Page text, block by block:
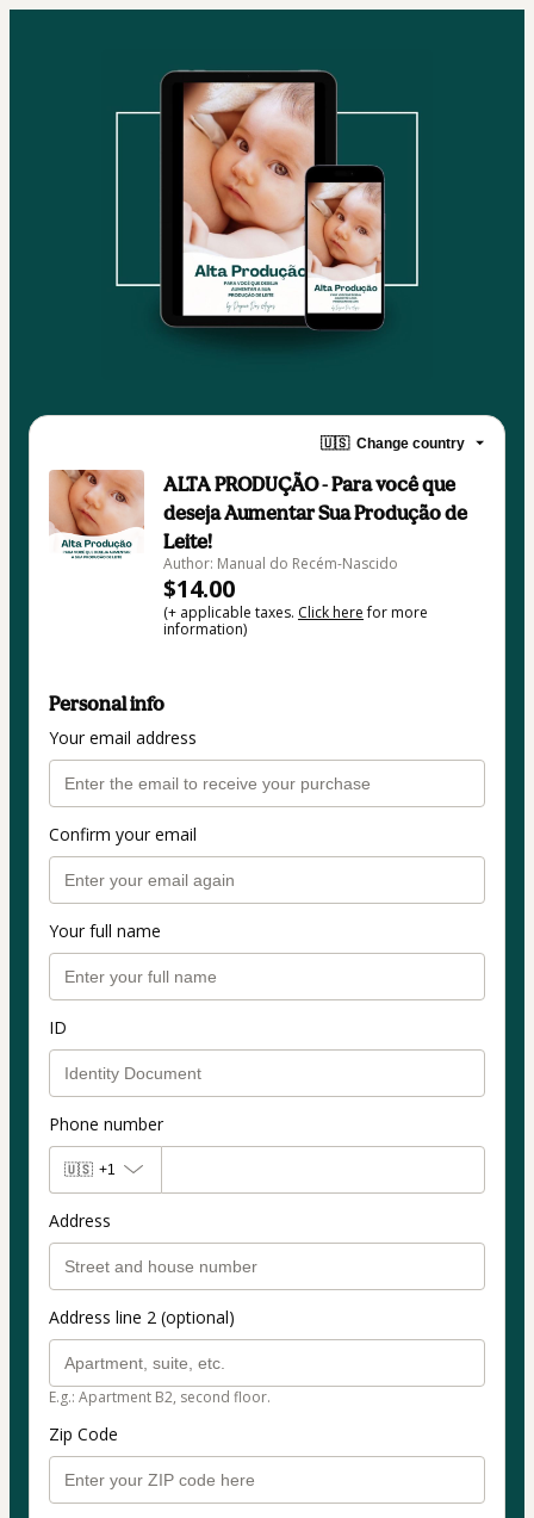
🇺🇸 Change country
ALTA PRODUÇÃO - Para você que
deseja Aumentar Sua Produção de
Leite!
Author: Manual do Recém-Nascido
$14.00
(+ applicable taxes. Click herefor more
information)
Personal info
Your email address
Confirm your email
Your full name
ID
Phone number
🇺🇸 +1
Address
Address line 2 (optional)
E.g.: Apartment B2, second floor.
Zip Code